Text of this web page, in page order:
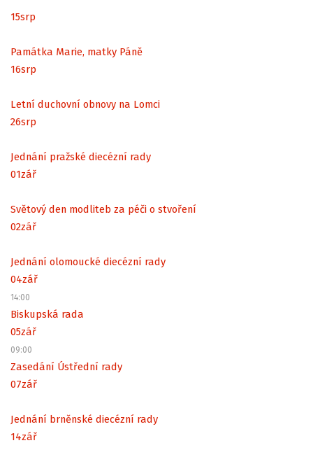
15srp
Památka Marie, matky Páně
16srp
Letní duchovní obnovy na Lomci
26srp
Jednání pražské diecézní rady
01zář
Světový den modliteb za péči o stvoření
02zář
Jednání olomoucké diecézní rady
04zář
14:00
Biskupská rada
05zář
09:00
Zasedání Ústřední rady
07zář
Jednání brněnské diecézní rady
14zář